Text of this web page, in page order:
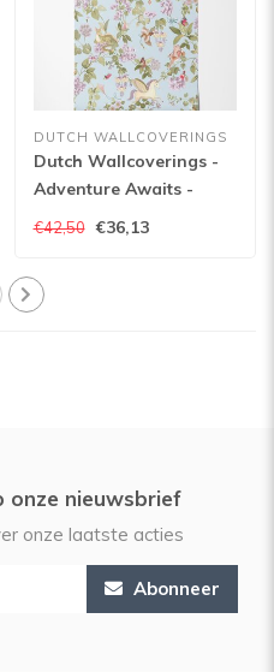
DUTCH WALLCOVERINGS
Dutch Wallcoverings -
Adventure Awaits -
€42,50 €36,13
nieuwsbrief
onze laatste acties
Abonneer